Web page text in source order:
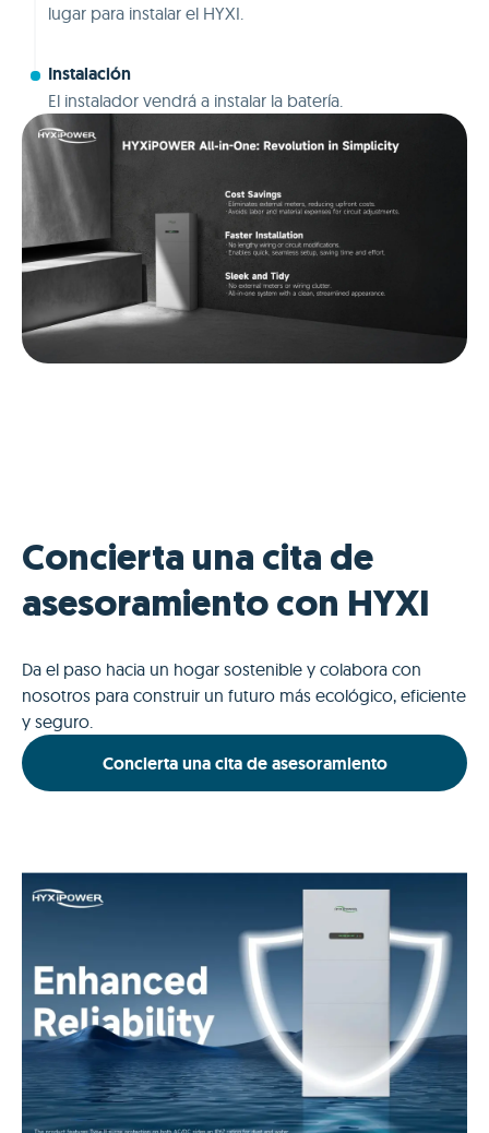
lugar para instalar el HYXI.
Instalación
El instalador vendrá a instalar la batería.
Concierta una cita de
asesoramiento con HYXI
Da el paso hacia un hogar sostenible y colabora con
nosotros para construir un futuro más ecológico, eficiente
y seguro.
Concierta una cita de asesoramiento